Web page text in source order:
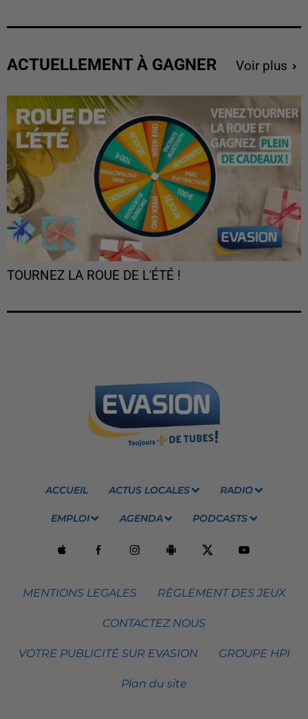
ACTUELLEMENT À GAGNER Voir plus
TOURNEZ LA ROUE DE L'ÉTÉ !
ACCUEIL ACTUS LOCALES RADIO
EMPLOI AGENDA PODCASTS
MENTIONS LEGALES RÈGLEMENT DES JEUX
CONTACTEZ NOUS
VOTRE PUBLICITÉ SUR EVASION GROUPE HPI
Plan du site